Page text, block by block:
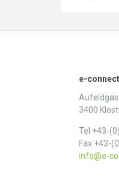
e-
3400
Tel +43-
Fax +43-
info@e-